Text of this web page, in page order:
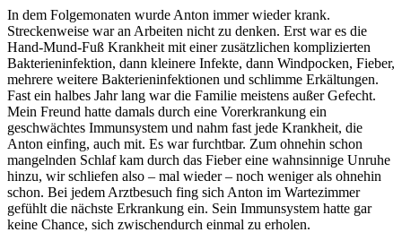
In dem Folgemonaten wurde Anton immer wieder krank.
Streckenweise war an Arbeiten nicht zu denken. Erst war es die
Hand-Mund-Fuß Krankheit mit einer zusätzlichen komplizierten
Bakterieninfektion, dann kleinere Infekte, dann Windpocken, Fieber,
mehrere weitere Bakterieninfektionen und schlimme Erkältungen.
Fast ein halbes Jahr lang war die Familie meistens außer Gefecht.
Mein Freund hatte damals durch eine Vorerkrankung ein
geschwächtes Immunsystem und nahm fast jede Krankheit, die
Anton einfing, auch mit. Es war furchtbar. Zum ohnehin schon
mangelnden Schlaf kam durch das Fieber eine wahnsinnige Unruhe
hinzu, wir schliefen also – mal wieder – noch weniger als ohnehin
schon. Bei jedem Arztbesuch fing sich Anton im Wartezimmer
gefühlt die nächste Erkrankung ein. Sein Immunsystem hatte gar
keine Chance, sich zwischendurch einmal zu erholen.